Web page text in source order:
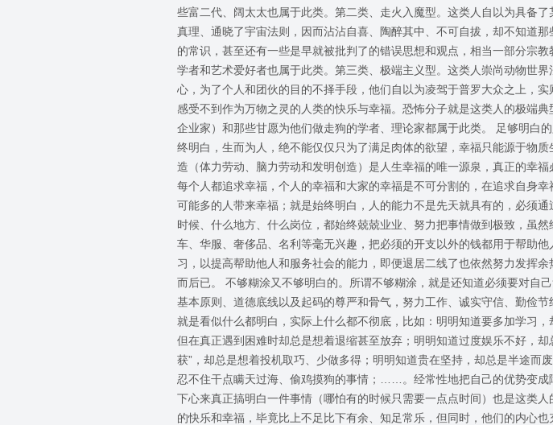
些富二代、阔太太也属于此类。第二类、走火入魔型。这类人自以为具备
真理、通晓了宇宙法则，因而沾沾自喜、陶醉其中、不可自拔，却不知道
的常识，甚至还有一些是早就被批判了的错误思想和观点，相当一部分宗
学者和艺术爱好者也属于此类。第三类、极端主义型。这类人崇尚动物世
心，为了个人和团伙的目的不择手段，他们自以为凌驾于普罗大众之上，
感受不到作为万物之灵的人类的快乐与幸福。恐怖分子就是这类人的极端
企业家）和那些甘愿为他们做走狗的学者、理论家都属于此类。 足够明白
终明白，生而为人，绝不能仅仅只为了满足肉体的欲望，幸福只能源于物
造（体力劳动、脑力劳动和发明创造）是人生幸福的唯一源泉，真正的幸
每个人都追求幸福，个人的幸福和大家的幸福是不可分割的，在追求自身
可能多的人带来幸福；就是始终明白，人的能力不是先天就具有的，必须
时候、什么地方、什么岗位，都始终兢兢业业、努力把事情做到极致，虽
车、华服、奢侈品、名利等毫无兴趣，把必须的开支以外的钱都用于帮助
习，以提高帮助他人和服务社会的能力，即便退居二线了也依然努力发挥
而后已。 不够糊涂又不够明白的。所谓不够糊涂，就是还知道必须要对自
基本原则、道德底线以及起码的尊严和骨气，努力工作、诚实守信、勤俭
就是看似什么都明白，实际上什么都不彻底，比如：明明知道要多加学习
但在真正遇到困难时却总是想着退缩甚至放弃；明明知道过度娱乐不好，
获”，却总是想着投机取巧、少做多得；明明知道贵在坚持，却总是半途而
忍不住干点瞒天过海、偷鸡摸狗的事情；……。经常性地把自己的优势变
下心来真正搞明白一件事情（哪怕有的时候只需要一点点时间）也是这类
的快乐和幸福，毕竟比上不足比下有余、知足常乐，但同时，他们的内心